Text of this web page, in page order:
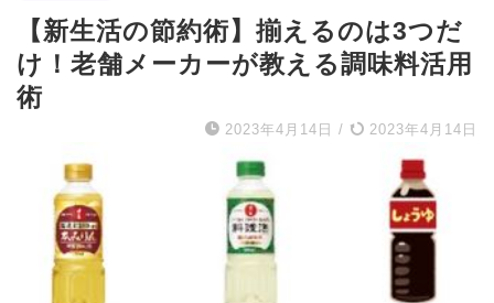
エンタメ
Entertainment
イベント
Events
グルメ
Gourmet
【新生活の節約術】揃えるのは3つだ
け！老舗メーカーが教える調味料活用
術
2023年4月14日 / 2023年4月14日